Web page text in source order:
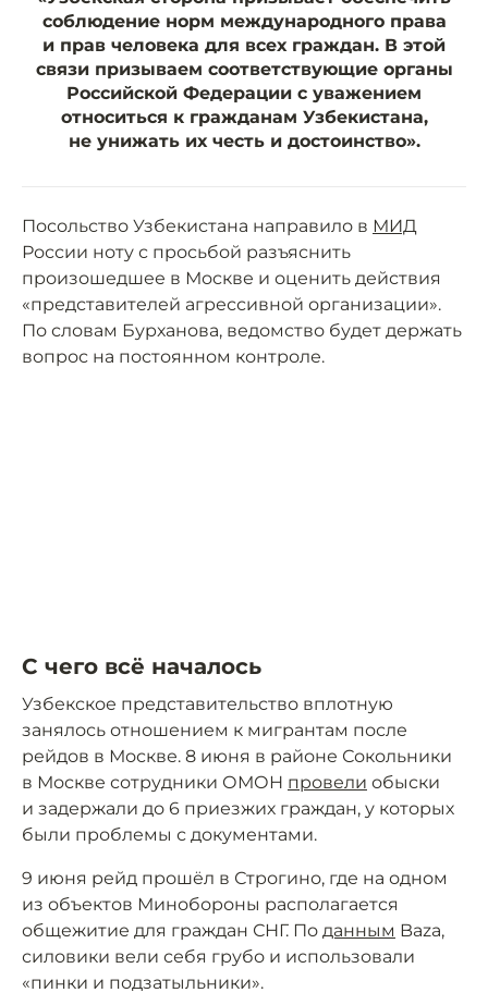
соблюдение норм международного права
и прав человека для всех граждан. В этой
связи призываем соответствующие органы
Российской Федерации с уважением
относиться к гражданам Узбекистана,
не унижать их честь и достоинство».
Посольство Узбекистана направило в МИД
России ноту с просьбой разъяснить
произошедшее в Москве и оценить действия
«представителей агрессивной организации».
По словам Бурханова, ведомство будет держать
вопрос на постоянном контроле.
С чего всё началось
Узбекское представительство вплотную
занялось отношением к мигрантам после
рейдов в Москве. 8 июня в районе Сокольники
в Москве сотрудники ОМОН провели обыски
и задержали до 6 приезжих граждан, у которых
были проблемы с документами.
9 июня рейд прошёл в Строгино, где на одном
из объектов Минобороны располагается
общежитие для граждан СНГ. По данным Baza,
силовики вели себя грубо и использовали
«пинки и подзатыльники».